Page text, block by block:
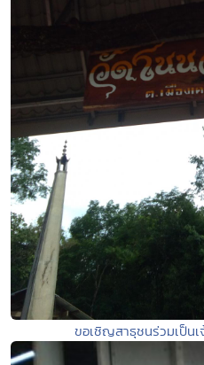
ขอเชิญสาธุชนร่วมเป็น